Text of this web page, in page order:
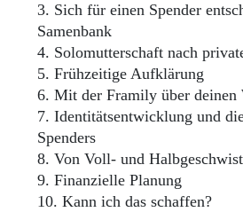
3. Sich für einen Spender
Samenbank
4. Solomutterschaft nach
5. Frühzeitige Aufklärung
6. Mit der Framily über deinen
7. Identitätsentwicklung und
Spenders
8. Von Voll- und
9. Finanzielle Planung
10. Kann ich das schaffen?